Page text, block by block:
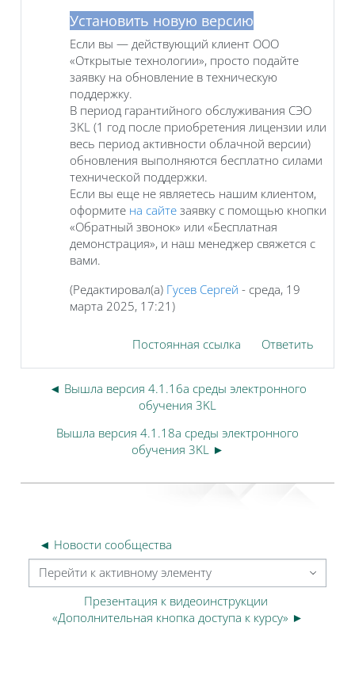
Установить новую версию
Если вы — действующий клиент ООО
«Открытые технологии», просто подайте
заявку на обновление в техническую
поддержку.
В период гарантийного обслуживания СЭО
3KL (1 год после приобретения лицензии или
весь период активности облачной версии)
обновления выполняются бесплатно силами
технической поддержки.
Если вы еще не являетесь нашим клиентом,
оформите на сайте заявку с помощью кнопки
«Обратный звонок» или «Бесплатная
демонстрация», и наш менеджер свяжется с
вами.
(Редактировал(а) Гусев Сергей - среда, 19
марта 2025, 17:21)
Постоянная ссылка Ответить
◄ Вышла версия 4.1.16a среды электронного
обучения 3KL
Вышла версия 4.1.18a среды электронного
обучения 3KL ►
◄ Новости сообщества
Перейти к активному элементу
Презентация к видеоинструкции
«Дополнительная кнопка доступа к курсу» ►